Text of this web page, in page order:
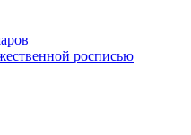
росписью